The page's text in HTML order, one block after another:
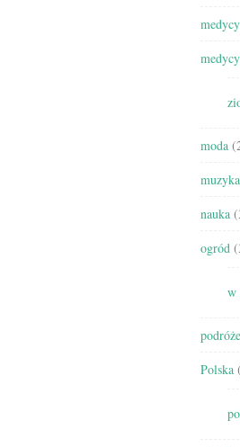
moda
muzyka
nauka
ogród
w
podróże
Polska